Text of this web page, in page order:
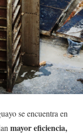
se encuentra en
mayor eficiencia,